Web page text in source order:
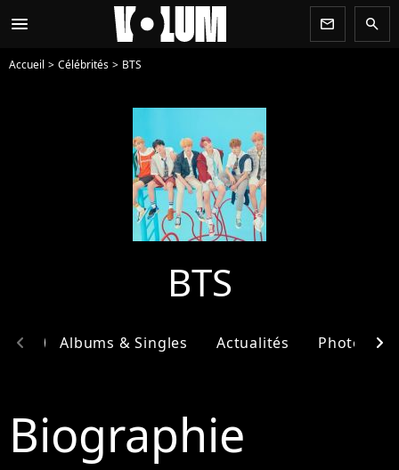
menu newsletter search
Accueil Célébrités BTS
BTS
Albums & Singles Actualités Photos
chevron_left chevron_right
Biographie